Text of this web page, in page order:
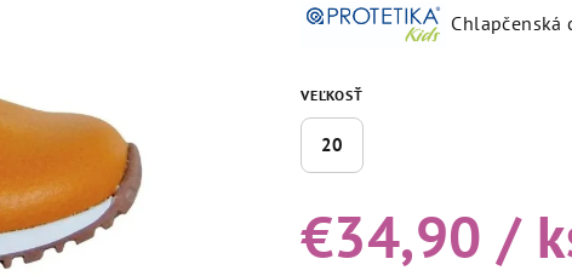
produktu
z
5
hviezdičiek.
Chlapčenská
VEĽKOSŤ
20
€34,90 /